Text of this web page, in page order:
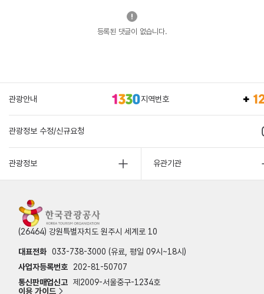
등록된 댓글이 없습니다.
관광안내 지역번호
관광정보 수정/신규요청
관광정보 유관기관
(26464) 강원특별자치도 원주시 세계로 10
대표전화 033-738-3000 (유료, 평일 09시~18시)
사업자등록번호
202-81-50707
통신판매업신고 제2009-서울중구-1234호
이용 가이드